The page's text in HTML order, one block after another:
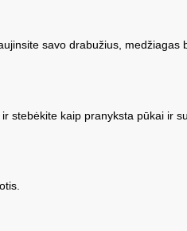
savo drabužius, medžiagas
kaip pranyksta pūkai ir